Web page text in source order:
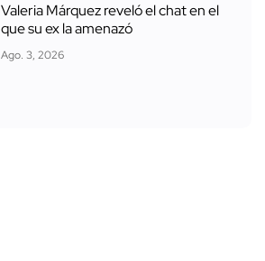
Valeria Márquez reveló el chat en el
que su ex la amenazó
Ago. 3, 2026